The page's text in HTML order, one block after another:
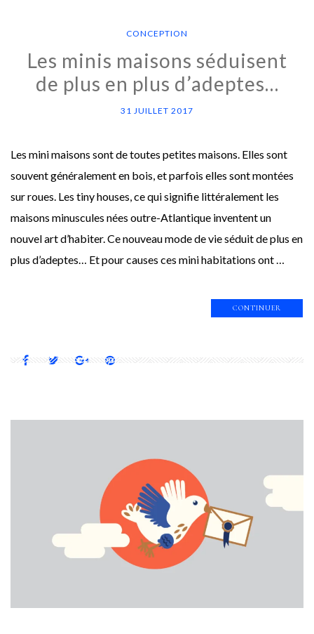
CONCEPTION
Les minis maisons séduisent
de plus en plus d’adeptes…
31 JUILLET 2017
Les mini maisons sont de toutes petites maisons. Elles sont
souvent généralement en bois, et parfois elles sont montées
sur roues. Les tiny houses, ce qui signifie littéralement les
maisons minuscules nées outre-Atlantique inventent un
nouvel art d’habiter. Ce nouveau mode de vie séduit de plus en
plus d’adeptes… Et pour causes ces mini habitations ont …
CONTINUER